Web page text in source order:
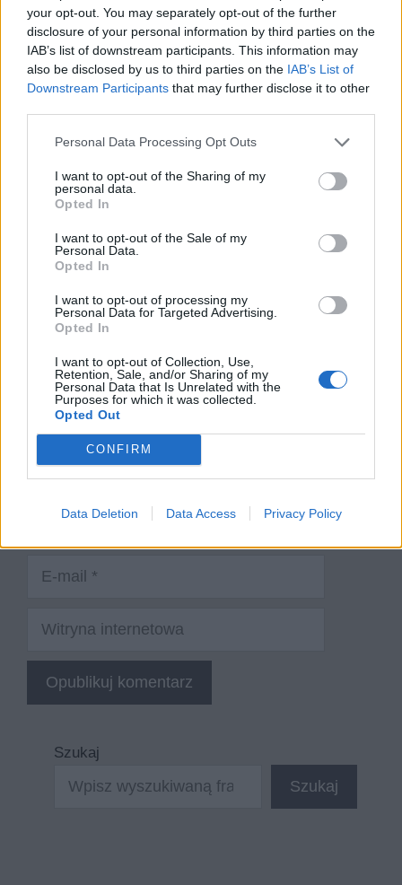
your opt-out. You may separately opt-out of the further
disclosure of your personal information by third parties on the
IAB’s list of downstream participants. This information may
also be disclosed by us to third parties on the IAB’s List of
Downstream Participants that may further disclose it to other
Personal Data Processing Opt Outs
I want to opt-out of the Sharing of my
personal data.
Opted In
I want to opt-out of the Sale of my
Personal Data.
Opted In
I want to opt-out of processing my
Personal Data for Targeted Advertising.
Opted In
I want to opt-out of Collection, Use,
Retention, Sale, and/or Sharing of my
Personal Data that Is Unrelated with the
Purposes for which it was collected.
Opted Out
CONFIRM
Data Deletion Data Access Privacy Policy
Kategorie
opracowania
Tagi
Sklepy cynamonowe - opracowanie
Drohobycza w Sklepach cynamonowych?
Dodaj komentarz
Nazwa
Witryna
Szukaj
Szukaj